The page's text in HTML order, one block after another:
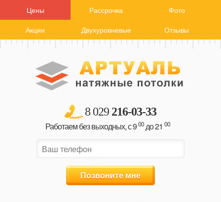
Цены Рассрочка
Фото
Акции
Двухуровневые Отзывы
8 029 216-03-33
Работаем без выходных, с 900до 21 00
Позвоните мне